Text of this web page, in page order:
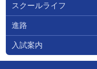
スクールライフ
進路
入試案内